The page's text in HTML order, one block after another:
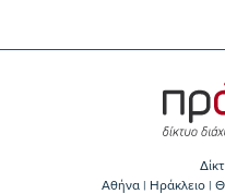
Αθήνα | Ηράκλειο |